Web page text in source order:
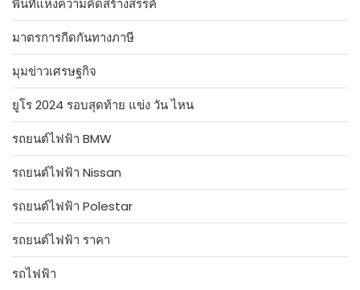
มาตรการกีดกันทางภาษี
มุมข่าวเศรษฐกิจ
ยูโร 2024 รอบสุดท้าย แข่ง วัน ไหน
รถยนต์ไฟฟ้า BMW
รถยนต์ไฟฟ้า Nissan
รถยนต์ไฟฟ้า Polestar
รถยนต์ไฟฟ้า ราคา
รถไฟฟ้า